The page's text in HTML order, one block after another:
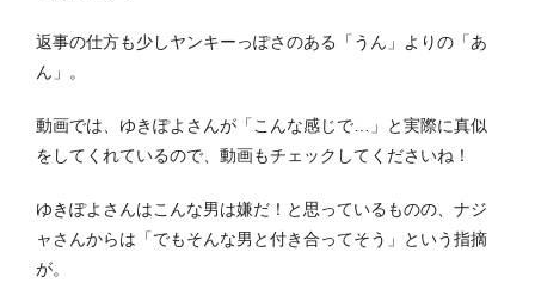
返事の仕方も少しヤンキーっぽさのある「うん」よりの「あ
ん」。
動画では、ゆきぽよさんが「こんな感じで…」と実際に真似
をしてくれているので、動画もチェックしてくださいね！
ゆきぽよさんはこんな男は嫌だ！と思っているものの、ナジ
ャさんからは「でもそんな男と付き合ってそう」という指摘
が。